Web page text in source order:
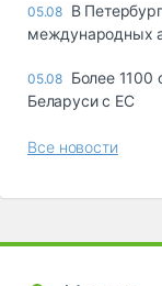
05.08 В
международных
05.08 Более 1100
Беларуси с ЕС
Все новости